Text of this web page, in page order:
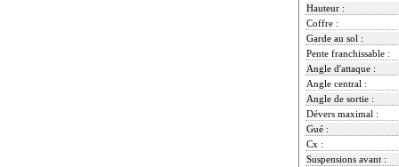
Hauteur :
Coffre :
Garde au sol :
Pente franchissable :
Angle d'attaque :
Angle central :
Angle de sortie :
Dévers maximal :
Gué :
Cx :
Suspensions avant :